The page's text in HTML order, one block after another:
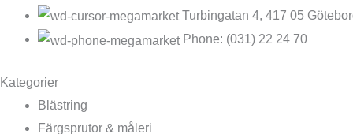
Turbingatan 4, 417 05
Phone: (031) 22 24 70
Kategorier
Blästring
Färgsprutor & måleri